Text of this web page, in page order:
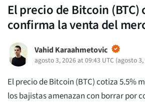
El precio de Bitcoin (BTC)
confirma la venta del
Vahid Karaahmetovic
agosto 3, 2026 at 09:43 UTC (agosto 3,
El precio de Bitcoin (BTC) cotiza 5.5%
los bajistas amenazan con borrar por